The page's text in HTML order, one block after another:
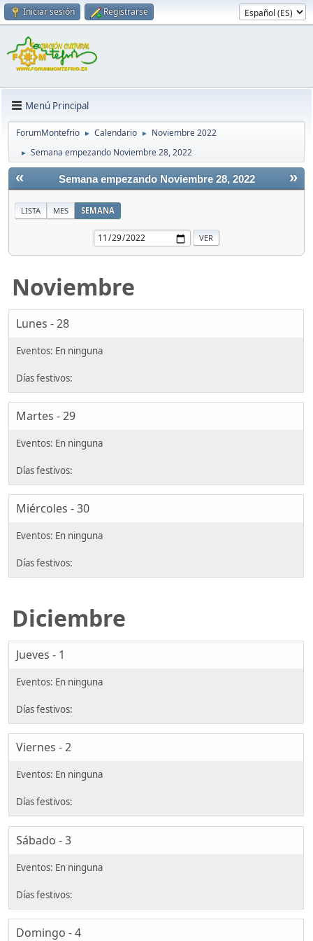
Iniciar sesión Registrarse
Menú Principal
ForumMontefrio ► Calendario ► Noviembre 2022
► Semana empezando Noviembre 28, 2022
« »
Semana empezando Noviembre 28, 2022
LISTA MES SEMANA
Noviembre
Lunes - 28
Martes - 29
Miércoles - 30
Diciembre
Jueves - 1
Viernes - 2
Sábado - 3
Domingo - 4